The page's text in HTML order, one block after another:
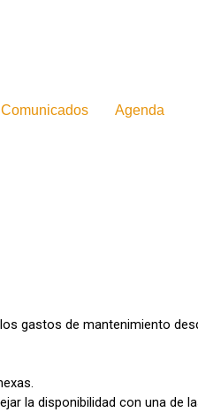
Comunicados Agenda